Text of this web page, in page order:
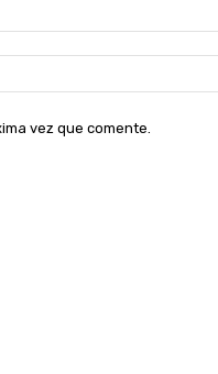
vez que comente.